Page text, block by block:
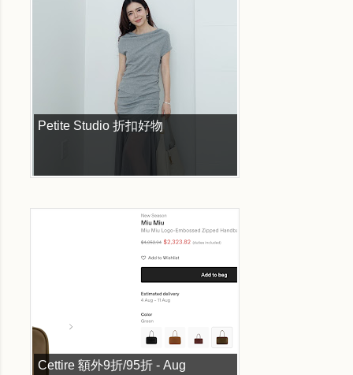
Petite Studio 折扣好物
Cettire 額外9折/95折 - Aug